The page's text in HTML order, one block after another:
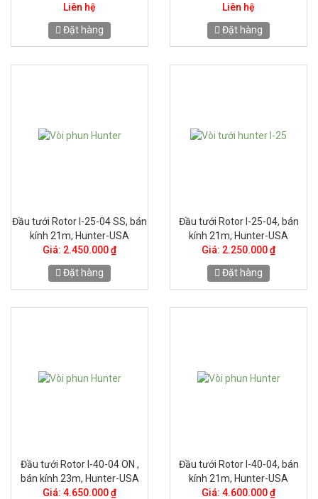
Liên hệ
Đặt hàng
Liên hệ
Đặt hàng
Đầu tưới Rotor I-25-04 SS, bán
kính 21m, Hunter-USA
Giá: 2.450.000 ₫
Đặt hàng
Đầu tưới Rotor I-25-04, bán
kính 21m, Hunter-USA
Giá: 2.250.000 ₫
Đặt hàng
Đầu tưới Rotor I-40-04 ON ,
bán kính 23m, Hunter-USA
Giá: 4.650.000 ₫
Đầu tưới Rotor I-40-04, bán
kính 21m, Hunter-USA
Giá: 4.600.000 ₫